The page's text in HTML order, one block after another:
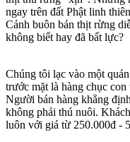
ngay trên đất Phật linh
Cảnh buôn bán thịt rừng
không biết hay đã bất lực?
Chúng tôi lạc vào một
trước mặt là hàng chục
Người bán hàng khẳng
không phải thú nuôi.
luôn với giá từ 250.000đ -